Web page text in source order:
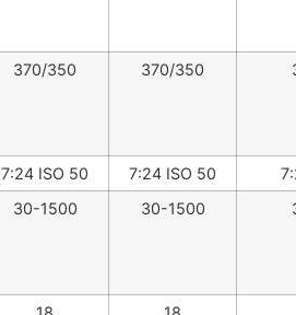
370/350 370/350
7:24 ISO 50 7:24 ISO 50
30-1500 30-1500